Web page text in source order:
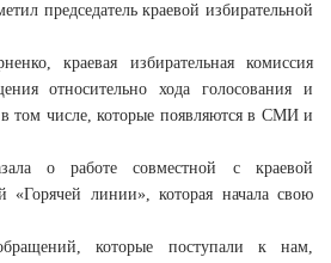
председатель краевой избирательной
краевая избирательная комиссия
относительно хода голосования и
том числе, которые появляются в СМИ и
о работе совместной с краевой
«Горячей линии», которая начала свою
которые поступали к нам,